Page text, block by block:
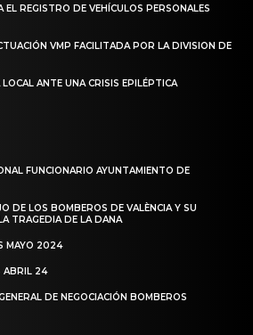
EL REGISTRO DE VEHÍCULOS PERSONALES
VMP FACILITADA POR LA DIVISION DE
ANTE UNA CRISIS EPILÉPTICA
FUNCIONARIO AYUNTAMIENTO DE
DE LOS BOMBEROS DE VALÈNCIA Y SU
TRAGEDIA DE LA DANA
MAYO 2024
ABRIL 24
DE NEGOCIACIÓN BOMBEROS